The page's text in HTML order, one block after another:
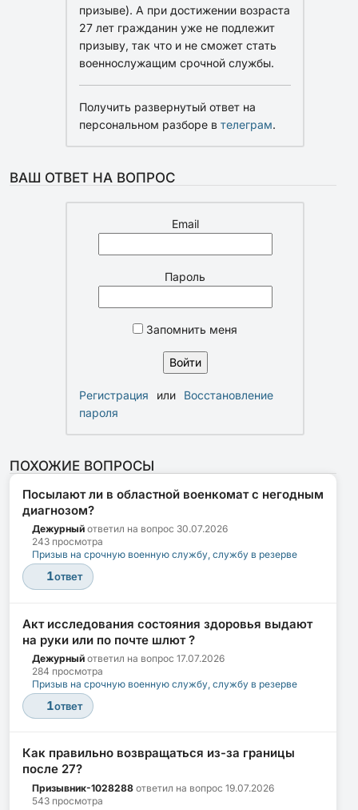
призыве). А при достижении возраста
27 лет гражданин уже не подлежит
призыву, так что и не сможет стать
военнослужащим срочной службы.
Получить развернутый ответ на
персональном разборе в телеграм.
ВАШ ОТВЕТ НА ВОПРОС
Email
Пароль
Запомнить меня
Регистрация или
Восстановление
пароля
ПОХОЖИЕ ВОПРОСЫ
Посылают ли в областной военкомат с негодным
диагнозом?
Дежурный ответил на вопрос 30.07.2026
243 просмотра
Призыв на срочную военную службу, службу в резерве
1ответ
Акт исследования состояния здоровья выдают
на руки или по почте шлют ?
Дежурный ответил на вопрос 17.07.2026
284 просмотра
Призыв на срочную военную службу, службу в резерве
1ответ
Как правильно возвращаться из-за границы
после 27?
Призывник-1028288 ответил на вопрос 19.07.2026
543 просмотра